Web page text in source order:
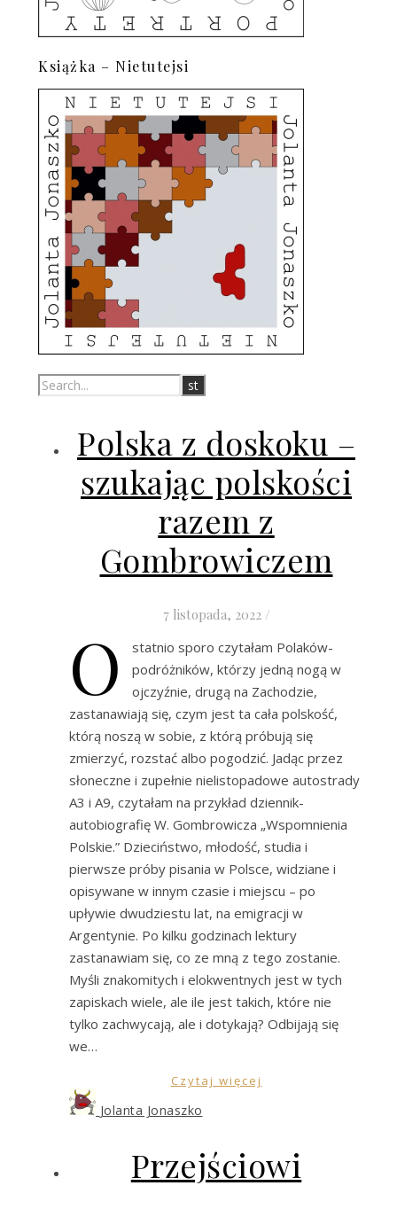
Książka – Nietutejsi
Polska z doskoku –
szukając polskości
razem z
Gombrowiczem
7 listopada, 2022 /
O
statnio sporo czytałam Polaków-
podróżników, którzy jedną nogą w
ojczyźnie, drugą na Zachodzie,
zastanawiają się, czym jest ta cała polskość,
którą noszą w sobie, z którą próbują się
zmierzyć, rozstać albo pogodzić. Jadąc przez
słoneczne i zupełnie nielistopadowe autostrady
A3 i A9, czytałam na przykład dziennik-
autobiografię W. Gombrowicza „Wspomnienia
Polskie.” Dzieciństwo, młodość, studia i
pierwsze próby pisania w Polsce, widziane i
opisywane w innym czasie i miejscu – po
upływie dwudziestu lat, na emigracji w
Argentynie. Po kilku godzinach lektury
zastanawiam się, co ze mną z tego zostanie.
Myśli znakomitych i elokwentnych jest w tych
zapiskach wiele, ale ile jest takich, które nie
tylko zachwycają, ale i dotykają? Odbijają się
we…
Czytaj więcej
Jolanta Jonaszko
Przejściowi